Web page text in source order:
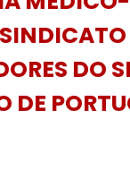
DO
DE